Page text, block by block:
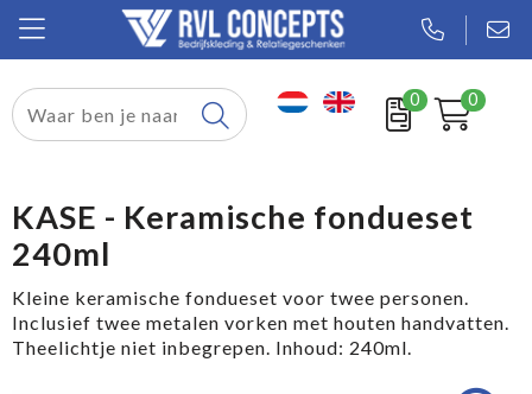
0 0
Relatiegeschenken
Tassen
Sport
Werkkleding
KASE - Keramische fondueset
240ml
Kleine keramische fondueset voor twee personen.
Inclusief twee metalen vorken met houten handvatten.
Theelichtje niet inbegrepen. Inhoud: 240ml.